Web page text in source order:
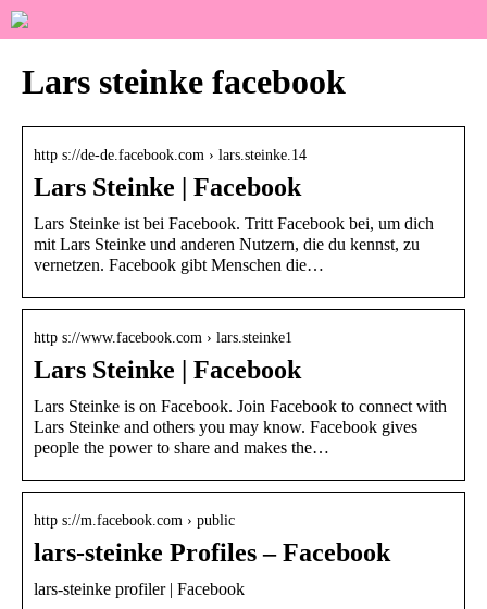
Lars steinke facebook
http s://de-de.facebook.com › lars.steinke.14
Lars Steinke | Facebook
Lars Steinke ist bei Facebook. Tritt Facebook bei, um dich
mit Lars Steinke und anderen Nutzern, die du kennst, zu
vernetzen. Facebook gibt Menschen die…
http s://www.facebook.com › lars.steinke1
Lars Steinke | Facebook
Lars Steinke is on Facebook. Join Facebook to connect with
Lars Steinke and others you may know. Facebook gives
people the power to share and makes the…
http s://m.facebook.com › public
lars-steinke Profiles – Facebook
lars-steinke profiler | Facebook